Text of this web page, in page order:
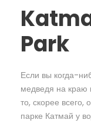
Park
Если вы когда-
медведя на краю
то, скорее
парке Катмай у